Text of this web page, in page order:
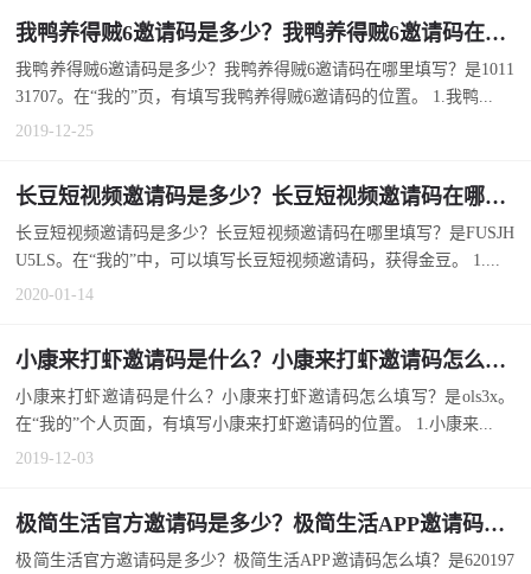
我鸭养得贼6邀请码是多少？我鸭养得贼6邀请码在哪里填写？
我鸭养得贼6邀请码是多少？我鸭养得贼6邀请码在哪里填写？是1011
31707。在“我的”页，有填写我鸭养得贼6邀请码的位置。 1.我鸭...
2019-12-25
长豆短视频邀请码是多少？长豆短视频邀请码在哪里填写？
长豆短视频邀请码是多少？长豆短视频邀请码在哪里填写？是FUSJH
U5LS。在“我的”中，可以填写长豆短视频邀请码，获得金豆。 1....
2020-01-14
小康来打虾邀请码是什么？小康来打虾邀请码怎么填写？
小康来打虾邀请码是什么？小康来打虾邀请码怎么填写？是ols3x。
在“我的”个人页面，有填写小康来打虾邀请码的位置。 1.小康来...
2019-12-03
极简生活官方邀请码是多少？极简生活APP邀请码怎么填？
极简生活官方邀请码是多少？极简生活APP邀请码怎么填？是620197